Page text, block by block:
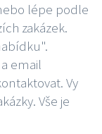
lépe podle
zakázek.
email
Vy
Vše je